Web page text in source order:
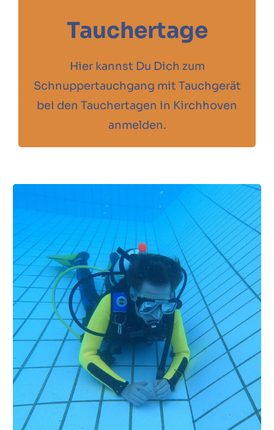
Tauchertage
Hier kannst Du Dich zum
Schnuppertauchgang mit Tauchgerät
bei den Tauchertagen in Kirchhoven
anmelden.